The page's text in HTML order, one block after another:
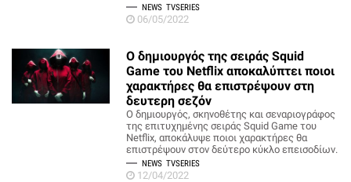
NEWS TVSERIES
06/05/2022
Ο δημιουργός της σειράς Squid
Game του Netflix αποκαλύπτει ποιοι
χαρακτήρες θα επιστρέψουν στη
δευτερη σεζόν
O δημιουργός, σκηνοθέτης και σεναριογράφος
της επιτυχημένης σειράς Squid Game του
Netflix, αποκάλυψε ποιοι χαρακτήρες θα
επιστρέψουν στον δεύτερο κύκλο επεισοδίων.
NEWS TVSERIES
12/04/2022